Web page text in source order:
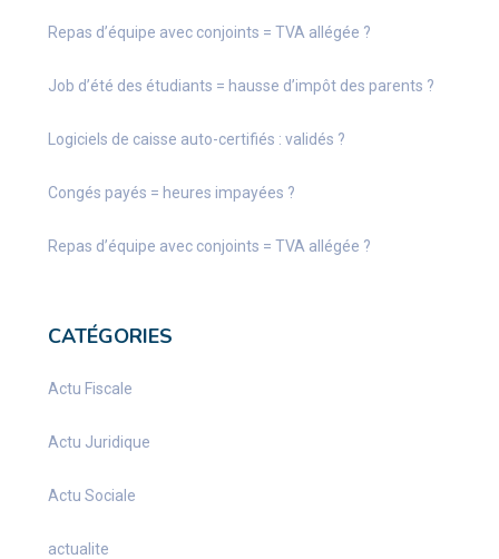
Repas d’équipe avec conjoints = TVA allégée ?
Job d’été des étudiants = hausse d’impôt des parents ?
Logiciels de caisse auto-certifiés : validés ?
Congés payés = heures impayées ?
Repas d’équipe avec conjoints = TVA allégée ?
CATÉGORIES
Actu Fiscale
Actu Juridique
Actu Sociale
actualite